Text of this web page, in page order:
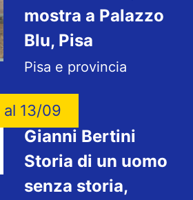
mostra a Palazzo
Blu, Pisa
Pisa e provincia
al 13/09
Gianni Bertini
Storia di un uomo
senza storia,